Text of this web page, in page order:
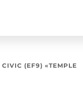
(EF9) «TEMPLE